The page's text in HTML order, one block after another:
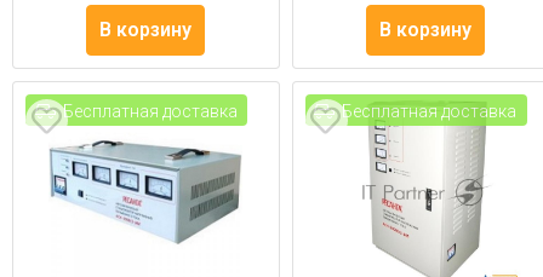
В корзину В корзину
Бесплатная доставка Бесплатная доставка